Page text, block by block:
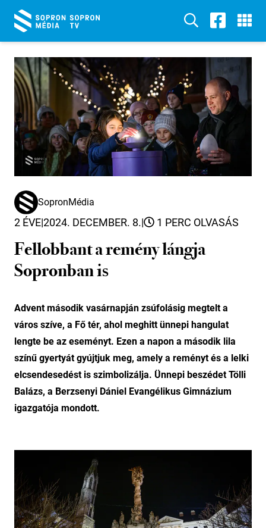
SopronMédia
2 ÉVE|2024. DECEMBER. 8.| 1 PERC OLVASÁS
Fellobbant a remény lángja
Sopronban is
Advent második vasárnapján zsúfolásig megtelt a
város szíve, a Fő tér, ahol meghitt ünnepi hangulat
lengte be az eseményt. Ezen a napon a második lila
színű gyertyát gyújtjuk meg, amely a reményt és a lelki
elcsendesedést is szimbolizálja. Ünnepi beszédet Tölli
Balázs, a Berzsenyi Dániel Evangélikus Gimnázium
igazgatója mondott.